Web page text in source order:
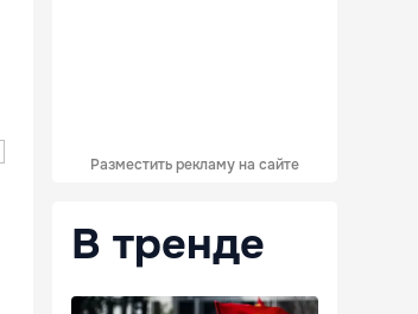
Разместить рекламу на сайте
В тренде